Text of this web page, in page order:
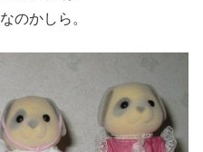
のかしら。